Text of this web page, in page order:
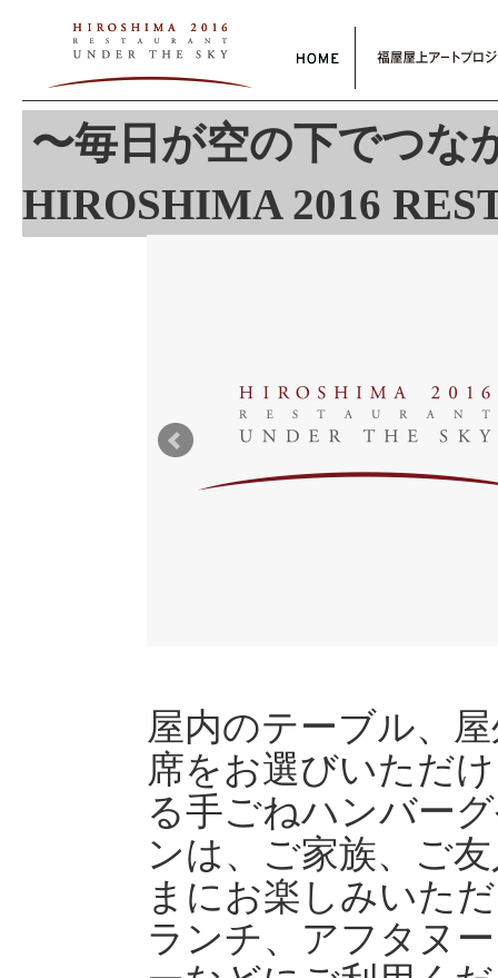
〜毎日が空の下でつな
HIROSHIMA 2016
屋内のテーブル、
席をお選びいただ
る手ごねハンバー
ンは、ご家族、ご
まにお楽しみいた
ランチ、アフタヌ